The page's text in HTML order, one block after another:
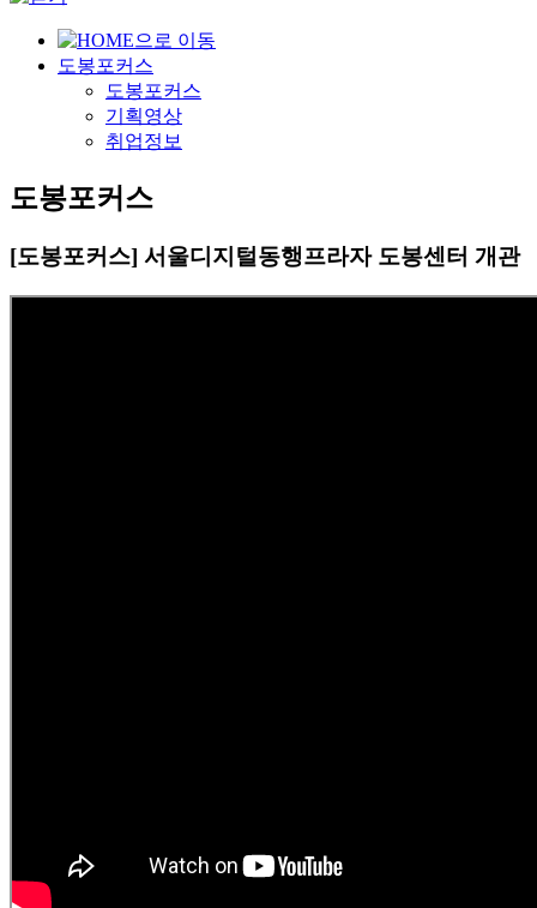
도봉포커스
도봉포커스
기획영상
취업정보
도봉포커스
[도봉포커스] 서울디지털동행프라자 도봉센터 개관